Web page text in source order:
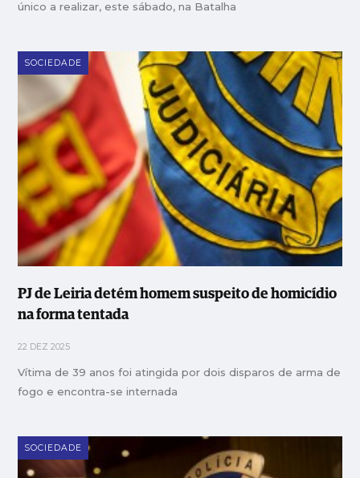
único a realizar, este sábado, na Batalha
SOCIEDADE
PJ de Leiria detém homem suspeito de homicídio
na forma tentada
22 DEZ 2025
Vítima de 39 anos foi atingida por dois disparos de arma de
fogo e encontra-se internada
SOCIEDADE